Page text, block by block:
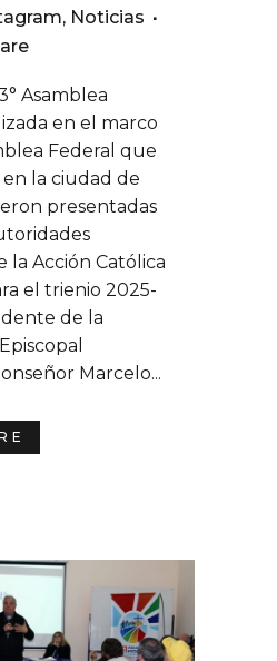
, Noticias
Asamblea
en el marco
Federal que
la ciudad de
presentadas
la Acción Católica
el trienio 2025-
de la
Marcelo...